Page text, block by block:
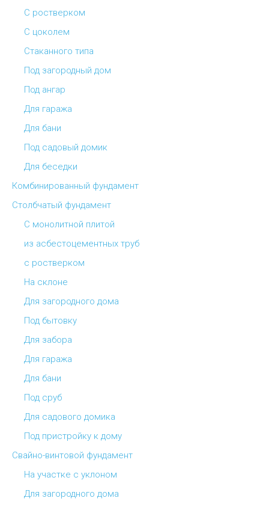
С ростверком
С цоколем
Стаканного типа
Под загородный дом
Под ангар
Для гаража
Для бани
Под садовый домик
Для беседки
Комбинированный фундамент
Столбчатый фундамент
С монолитной плитой
из асбестоцементных труб
с ростверком
На склоне
Для загородного дома
Под бытовку
Для забора
Для гаража
Для бани
Под сруб
Для садового домика
Под пристройку к дому
Свайно-винтовой фундамент
На участке с уклоном
Для загородного дома